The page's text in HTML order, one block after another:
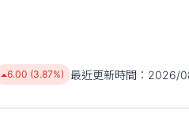
6.00 (3.87%) 最近更新時間： 2026/